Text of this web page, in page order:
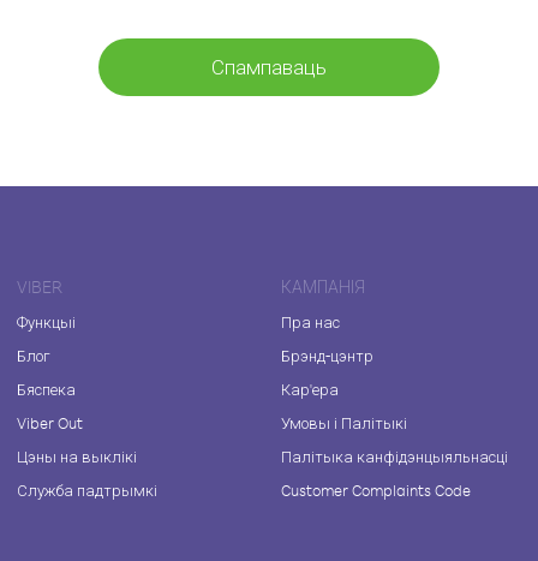
Спампаваць
VIBER
Функцыі
Блог
Бяспека
Viber Out
Цэны на выклікі
Служба падтрымкі
КАМПАНІЯ
Пра нас
Брэнд-цэнтр
Кар'ера
Умовы і Палітыкі
Палітыка канфідэнцыяльнасці
Customer Complaints Code